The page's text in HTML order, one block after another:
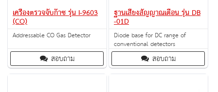
เครื่องตรวจจับก๊าซ รุ่น I-9603
(CO)
Addressable CO Gas Detector
สอบถาม
ฐานเสียงสัญญาณเตือน รุ่น DB
-01D
Diode base for DC range of
conventional detectors
สอบถาม